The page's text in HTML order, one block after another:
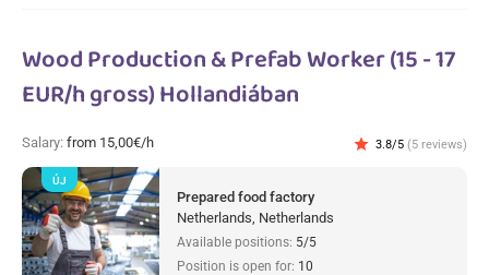
Wood Production & Prefab Worker (15 - 17
EUR/h gross) Hollandiában
Salary: from 15,00€/h star 3.8/5 (5 reviews)
Prepared food factory
Netherlands, Netherlands
Available positions: 5/5
Position is open for: 10
ÚJ